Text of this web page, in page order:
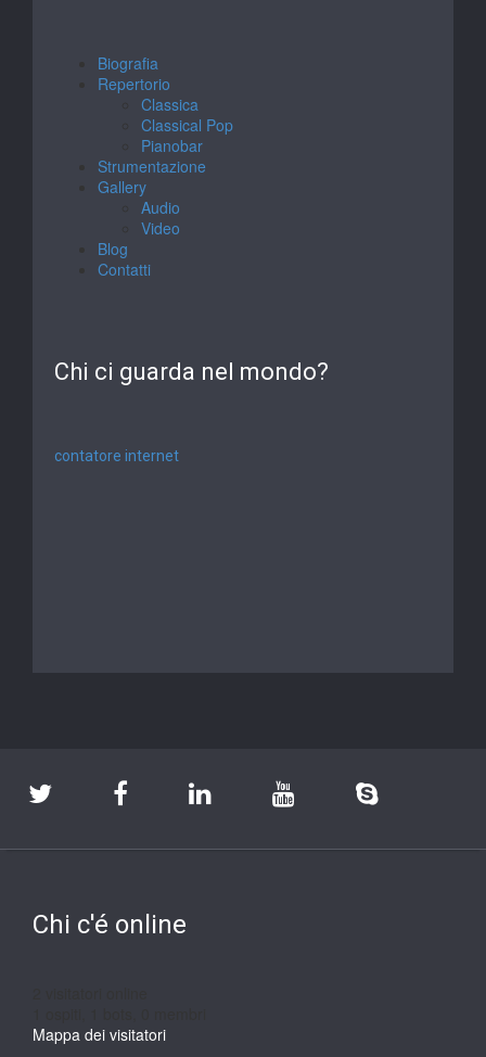
Biografia
Repertorio
Classica
Classical Pop
Pianobar
Strumentazione
Gallery
Audio
Video
Blog
Contatti
Chi ci guarda nel mondo?
contatore internet
Chi c'é online
Mappa dei visitatori